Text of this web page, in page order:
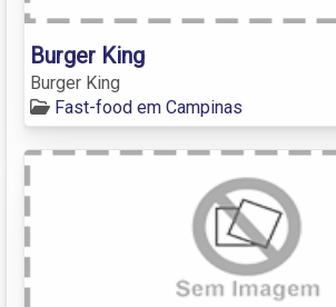
Burger King
Burger King
Fast-food em Campinas